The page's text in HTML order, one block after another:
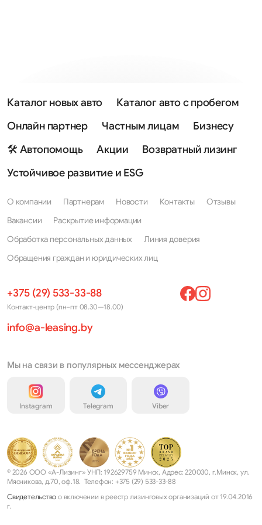
Каталог новых авто
Каталог авто с пробегом
Онлайн партнер
Частным лицам
Бизнесу
🛠 Автопомощь
Акции
Возвратный лизинг
Устойчивое развитие и ESG
О компании Партнерам Новости Контакты
Отзывы
Вакансии
Раскрытие информации
Обработка персональных данных
Линия доверия
Обращения граждан и юридических лиц
+375 (29) 533-33-88
Контакт-центр (пн–пт 08.30—18.00)
info@a-leasing.by
Мы на связи в популярных мессенджерах
Instagram Telegram Viber
© 2026 ООО «А-Лизинг» УНП: 192629759 Минск, Адрес: 220030, г.Минск, ул.
Мясникова, д.70, оф.18. Телефон: +375 (29) 533-33-88
Свидетельство о включении в реестр лизинговых организаций от 19.04.2016
г.